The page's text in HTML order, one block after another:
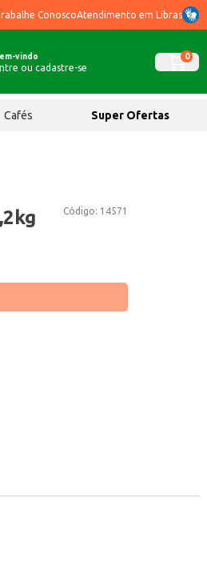
ConoscoAtendimento em Libras
vindo
ou cadastre-se
0
Cafés Super Ofertas
Código: 14571